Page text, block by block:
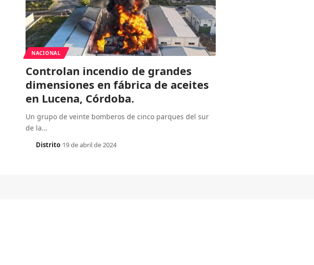
NACIONAL
Controlan incendio de grandes
dimensiones en fábrica de aceites
en Lucena, Córdoba.
Un grupo de veinte bomberos de cinco parques del sur
de la…
Distrito 19 de abril de 2024